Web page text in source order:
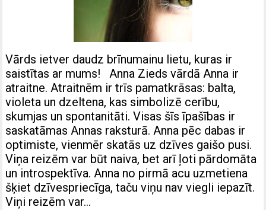
Vārds ietver daudz brīnumainu lietu, kuras ir
saistītas ar mums! Anna Zieds vārdā Anna ir
atraitne. Atraitnēm ir trīs pamatkrāsas: balta,
violeta un dzeltena, kas simbolizē cerību,
skumjas un spontanitāti. Visas šīs īpašības ir
saskatāmas Annas raksturā. Anna pēc dabas ir
optimiste, vienmēr skatās uz dzīves gaišo pusi.
Viņa reizēm var būt naiva, bet arī ļoti pārdomāta
un introspektīva. Anna no pirmā acu uzmetiena
šķiet dzīvespriecīga, taču viņu nav viegli iepazīt.
Viņi reizēm var…